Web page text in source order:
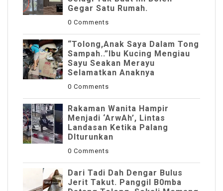
Gegar Satu Rumah.
0 Comments
“Tolong,Anak Saya Dalam Tong
Sampah..”Ibu Kucing Mengiau
Sayu Seakan Merayu
Selamatkan Anaknya
0 Comments
Rakaman Wanita Hampir
Menjadi ‘ArwAh’, Lintas
Landasan Ketika Palang
DIturunkan
0 Comments
Dari Tadi Dah Dengar Bulus
Jerit Takut. Panggil B0mba